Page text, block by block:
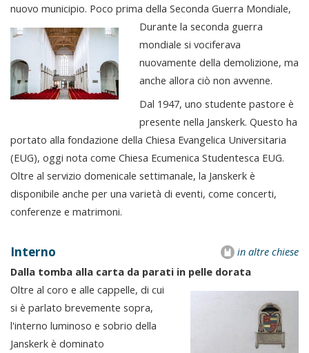
nuovo municipio. Poco prima della Seconda Guerra Mondiale,
Durante la seconda guerra
mondiale si vociferava
nuovamente della demolizione, ma
anche allora ciò non avvenne.
Dal 1947, uno studente pastore è
presente nella Janskerk. Questo ha
portato alla fondazione della Chiesa Evangelica Universitaria
(EUG), oggi nota come Chiesa Ecumenica Studentesca EUG.
Oltre al servizio domenicale settimanale, la Janskerk è
disponibile anche per una varietà di eventi, come concerti,
conferenze e matrimoni.
in altre chiese
Interno
Dalla tomba alla carta da parati in pelle dorata
Oltre al coro e alle cappelle, di cui
si è parlato brevemente sopra,
l'interno luminoso e sobrio della
Janskerk è dominato